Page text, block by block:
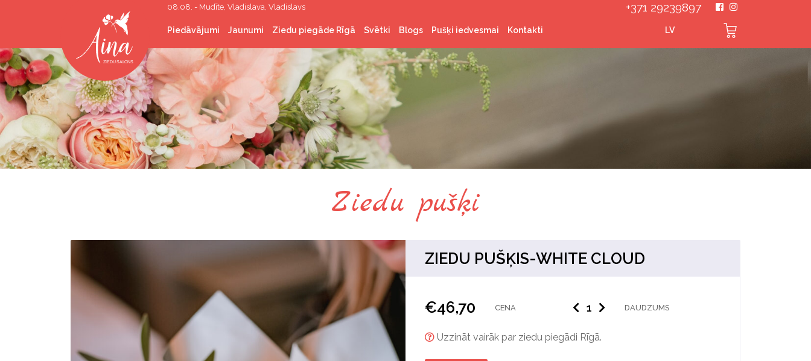
08.08. - Mudīte, Vladislava, Vladislavs
LV
Piedāvājumi
Grieztie ziedi
Ziedu pušķi
Ziedi kastītē
Kāzu floristika
Sēru floristika
Telpaugi
Telpu apzaļumošana
Dāvanas
Jaunumi Ziedu piegāde Rīgā Svētki
Latvijas valsts svētki
Ziemassvētki
Valentīndiena
Lieldienas
Līgo svētki
Blogs Pušķi iedvesmai Kontakti
+371 29239897
Ziedu pušķi
ZIEDU PUŠĶIS-WHITE CLOUD
€46,70 CENA DAUDZUMS
Uzzināt vairāk par ziedu piegādi Rīgā.